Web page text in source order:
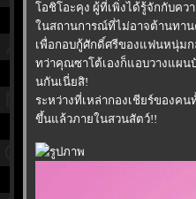
อชิโอะคุง ผู้ที่เพิ่งได้รู้จักกับคว
นสถานการณ์ที่ไม่อาจต้านทาน
เพื่อกอบกู้ศักดิ์ศรีของแฟนหนุ่ม
ทว่าคุณซาโต้เองก็แอบวางแผน
นกันเนี่ยสิ!
ระหว่างที่เหล่ากองเชียร์ของค
ขึ้นแล้วภายในสวนสัตว์!!